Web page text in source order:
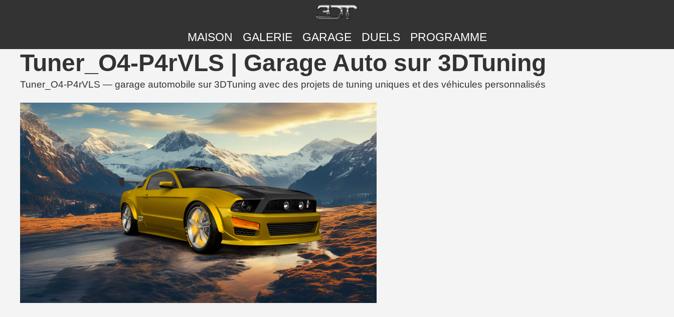
MAISON GALERIE GARAGE DUELS PROGRAMME
Tuner_O4-P4rVLS | Garage Auto sur 3DTuning
Tuner_O4-P4rVLS — garage automobile sur 3DTuning avec des projets de tuning uniques et des véhicules personnalisés